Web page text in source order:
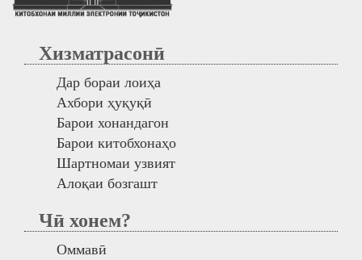
Хизматрасонӣ
Дар бораи лоиҳа
Ахбори ҳуқуқӣ
Барои хонандагон
Барои китобхонаҳо
Шартномаи узвият
Алоқаи бозгашт
Чӣ хонем?
Оммавӣ